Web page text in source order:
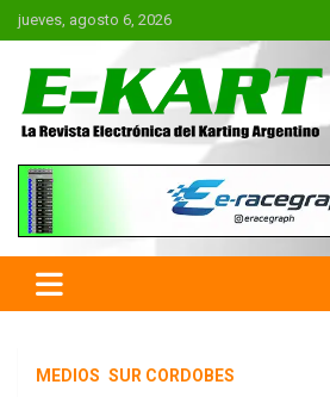
Saltar
al
jueves, agosto 6, 2026
E-Kart.com.ar | La
Electrónica del
Argentina
MEDIOS SUR CORDOBES